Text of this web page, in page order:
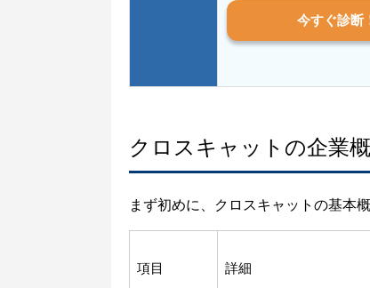
今すぐ診断
クロスキャットの企業
まず初めに、クロスキャットの基本
項目 詳細